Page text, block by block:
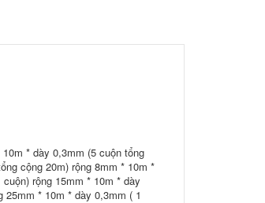
* dày 0,3mm (5 cuộn tổng
cộng 20m) rộng 8mm * 10m *
rộng 15mm * 10m * dày
25mm * 10m * dày 0,3mm ( 1